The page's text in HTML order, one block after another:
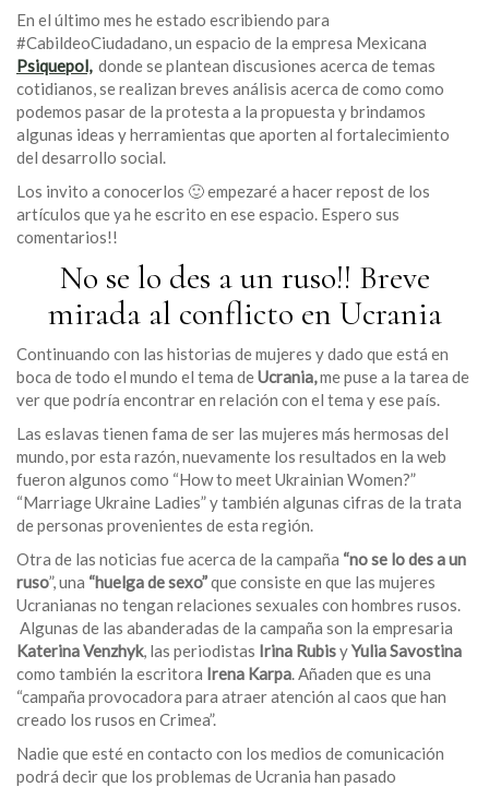
En el último mes he estado escribiendo para
#CabildeoCiudadano, un espacio de la empresa Mexicana
Psiquepol,donde se plantean discusiones acerca de temas
cotidianos, se realizan breves análisis acerca de como como
podemos pasar de la protesta a la propuesta y brindamos
algunas ideas y herramientas que aporten al fortalecimiento
del desarrollo social.
Los invito a conocerlos 🙂 empezaré a hacer repost de los
artículos que ya he escrito en ese espacio. Espero sus
comentarios!!
No se lo des a un ruso!! Breve
mirada al conflicto en Ucrania
Continuando con las historias de mujeres y dado que está en
boca de todo el mundo el tema deUcrania,me puse a la tarea de
ver que podría encontrar en relación con el tema y ese país.
Las eslavas tienen fama de ser las mujeres más hermosas del
mundo, por esta razón, nuevamente los resultados en la web
fueron algunos como “How to meet Ukrainian Women?”
“Marriage Ukraine Ladies” y también algunas cifras de la trata
de personas provenientes de esta región.
Otra de las noticias fue acerca de la campaña “no se lo des a un
ruso”, una “huelga de sexo”que consiste en que las mujeres
Ucranianas no tengan relaciones sexuales con hombres rusos.
Algunas de las abanderadas de la campaña son la empresaria
Katerina Venzhyk, las periodistas Irina RubisyYulia Savostina
como también la escritora Irena Karpa. Añaden que es una
“campaña provocadora para atraer atención al caos que han
creado los rusos en Crimea”.
Nadie que esté en contacto con los medios de comunicación
podrá decir que los problemas de Ucrania han pasado